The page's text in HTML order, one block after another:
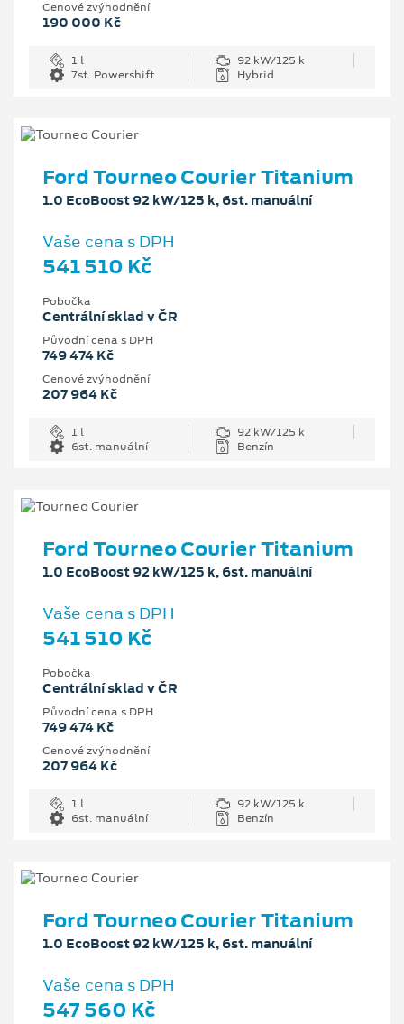
Cenové zvýhodnění
190 000 Kč
1 l
92 kW/125 k
7st. Powershift
Hybrid
Ford Tourneo Courier Titanium
1.0 EcoBoost 92 kW/125 k, 6st. manuální
Vaše cena s DPH
541 510 Kč
Pobočka
Centrální sklad v ČR
Původní cena s DPH
749 474 Kč
Cenové zvýhodnění
207 964 Kč
1 l
92 kW/125 k
6st. manuální
Benzín
Ford Tourneo Courier Titanium
1.0 EcoBoost 92 kW/125 k, 6st. manuální
Vaše cena s DPH
541 510 Kč
Pobočka
Centrální sklad v ČR
Původní cena s DPH
749 474 Kč
Cenové zvýhodnění
207 964 Kč
1 l
92 kW/125 k
6st. manuální
Benzín
Ford Tourneo Courier Titanium
1.0 EcoBoost 92 kW/125 k, 6st. manuální
Vaše cena s DPH
547 560 Kč